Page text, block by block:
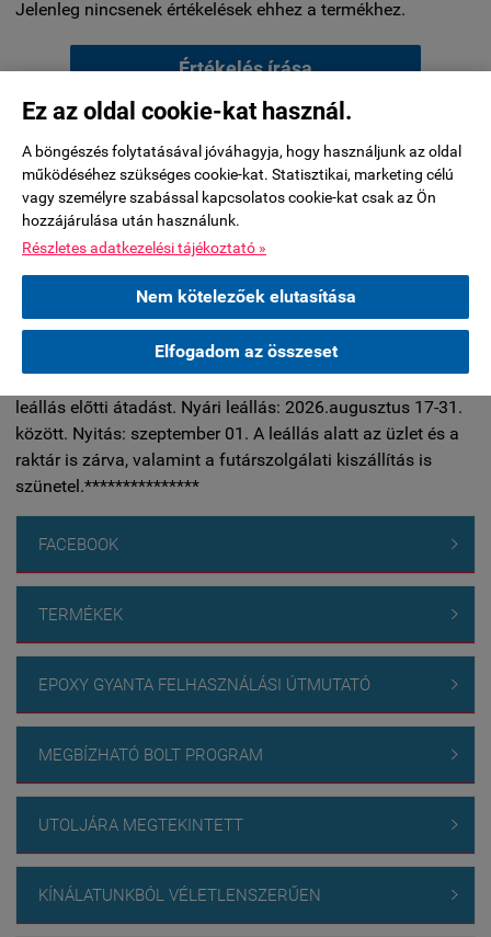
Ez az oldal cookie-kat használ.
A böngészés folytatásával jóváhagyja, hogy használjunk az oldal
működéséhez szükséges cookie-kat. Statisztikai, marketing célú
vagy személyre szabással kapcsolatos cookie-kat csak az Ön
hozzájárulása után használunk.
Részletes adatkezelési tájékoztató »
Nem kötelezőek elutasítása
Elfogadom az összeset
Jelenleg nincsenek értékelések ehhez a termékhez.
Értékelés írása
Jelenleg nincsenek kérdések ehhez a termékhez.
Kérdés küldése
***********A készleten nem lévő termékeknél a 2026.július
29-éig leadott rendelések esetében tudjuk biztosítani a nyári
leállás előtti átadást. Nyári leállás: 2026.augusztus 17-31.
között. Nyitás: szeptember 01. A leállás alatt az üzlet és a
raktár is zárva, valamint a futárszolgálati kiszállítás is
szünetel.***************
FACEBOOK 
TERMÉKEK 
EPOXY GYANTA FELHASZNÁLÁSI ÚTMUTATÓ 
MEGBÍZHATÓ BOLT PROGRAM 
UTOLJÁRA MEGTEKINTETT 
KÍNÁLATUNKBÓL VÉLETLENSZERŰEN 